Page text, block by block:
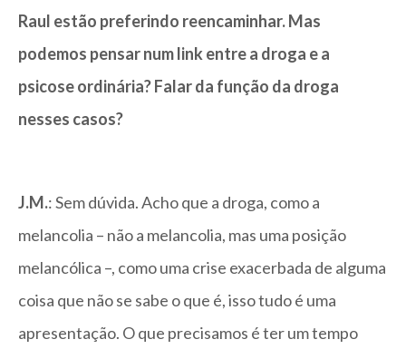
Raul estão preferindo reencaminhar. Mas
podemos pensar num link entre a droga e a
psicose ordinária? Falar da função da droga
nesses casos?
J.M.: Sem dúvida. Acho que a droga, como a
melancolia – não a melancolia, mas uma posição
melancólica –, como uma crise exacerbada de alguma
coisa que não se sabe o que é, isso tudo é uma
apresentação. O que precisamos é ter um tempo